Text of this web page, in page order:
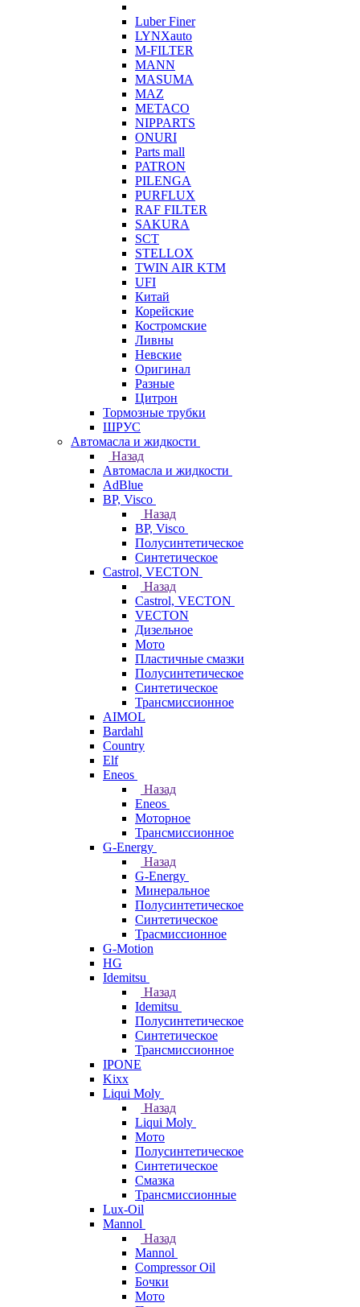
Luber Finer
LYNXauto
M-FILTER
MANN
MASUMA
MAZ
METACO
NIPPARTS
ONURI
Parts mall
PATRON
PILENGA
PURFLUX
RAF FILTER
SAKURA
SCT
STELLOX
TWIN AIR KTM
UFI
Китай
Корейские
Костромские
Ливны
Невские
Оригинал
Разные
Цитрон
Тормозные трубки
ШРУС
Автомасла и жидкости
Назад
Автомасла и жидкости
AdBlue
BP, Visco
Назад
BP, Visco
Полусинтетическое
Синтетическое
Castrol, VECTON
Назад
Castrol, VECTON
VECTON
Дизельное
Мото
Пластичные смазки
Полусинтетическое
Синтетическое
Трансмиссионное
AIMOL
Bardahl
Country
Elf
Eneos
Назад
Eneos
Моторное
Трансмиссионное
G-Energy
Назад
G-Energy
Минеральное
Полусинтетическое
Синтетическое
Трасмиссионное
G-Motion
HG
Idemitsu
Назад
Idemitsu
Полусинтетическое
Синтетическое
Трансмиссионное
IPONE
Kixx
Liqui Moly
Назад
Liqui Moly
Мото
Полусинтетическое
Синтетическое
Смазка
Трансмиссионные
Lux-Oil
Mannol
Назад
Mannol
Compressor Oil
Бочки
Мото